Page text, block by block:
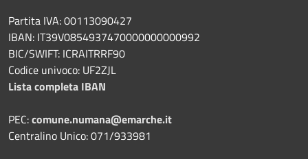
Partita IVA: 00113090427
IBAN: IT39V0854937470000000000992
BIC/SWIFT: ICRAITRRF90
Codice univoco: UF2ZJL
Lista completa IBAN
PEC:comune.numana@emarche.it
Centralino Unico: 071/933981